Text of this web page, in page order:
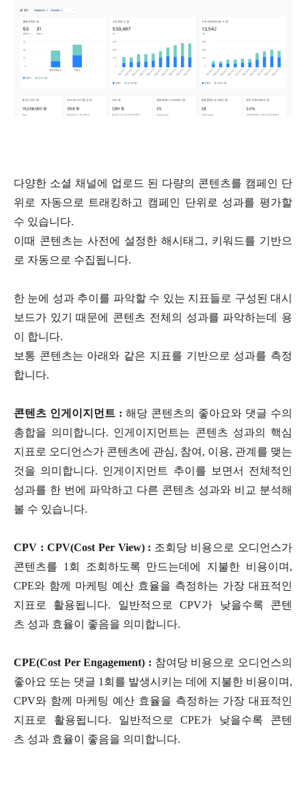
다양한 소셜 채널에 업로드 된 다량의 콘텐츠를 캠페인 단
위로 자동으로 트래킹하고 캠페인 단위로 성과를 평가할
수 있습니다.
이때 콘텐츠는 사전에 설정한 해시태그, 키워드를 기반으
로 자동으로 수집됩니다.
한 눈에 성과 추이를 파악할 수 있는 지표들로 구성된 대시
보드가 있기 때문에 콘텐츠 전체의 성과를 파악하는데 용
이 합니다.
보통 콘텐츠는 아래와 같은 지표를 기반으로 성과를 측정
합니다.
콘텐츠 인게이지먼트 : 해당 콘텐츠의 좋아요와 댓글 수의
총합을 의미합니다. 인게이지먼트는 콘텐츠 성과의 핵심
지표로 오디언스가 콘텐츠에 관심, 참여, 이용, 관계를 맺는
것을 의미합니다. 인게이지먼트 추이를 보면서 전체적인
성과를 한 번에 파악하고 다른 콘텐츠 성과와 비교 분석해
볼 수 있습니다.
CPV : CPV(Cost Per View) : 조회당 비용으로 오디언스가
콘텐츠를 1회 조회하도록 만드는데에 지불한 비용이며,
CPE와 함께 마케팅 예산 효율을 측정하는 가장 대표적인
지표로 활용됩니다. 일반적으로 CPV가 낮을수록 콘텐
츠 성과 효율이 좋음을 의미합니다.
CPE(Cost Per Engagement) : 참여당 비용으로 오디언스의
좋아요 또는 댓글 1회를 발생시키는 데에 지불한 비용이며,
CPV와 함께 마케팅 예산 효율을 측정하는 가장 대표적인
지표로 활용됩니다. 일반적으로 CPE가 낮을수록 콘텐
츠 성과 효율이 좋음을 의미합니다.